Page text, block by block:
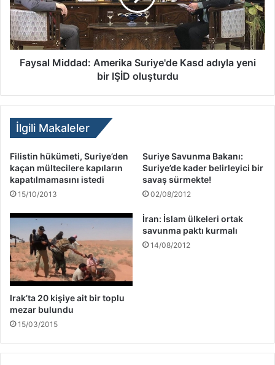
Faysal Middad: Amerika Suriye'de Kasd adıyla yeni
bir IŞİD oluşturdu
İlgili Makaleler
Filistin hükümeti, Suriye’den
kaçan mültecilere kapıların
kapatılmamasını istedi
15/10/2013
Suriye Savunma Bakanı:
Suriye’de kader belirleyici bir
savaş sürmekte!
02/08/2012
Irak’ta 20 kişiye ait bir toplu
mezar bulundu
15/03/2015
İran: İslam ülkeleri ortak
savunma paktı kurmalı
14/08/2012